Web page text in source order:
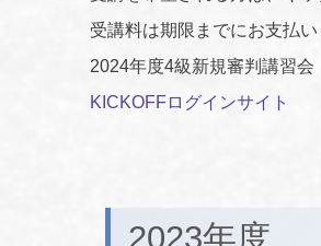
受講料は期限までにお支払
2024年度4級新規審判講習
KICKOFFログインサイト
2023年度